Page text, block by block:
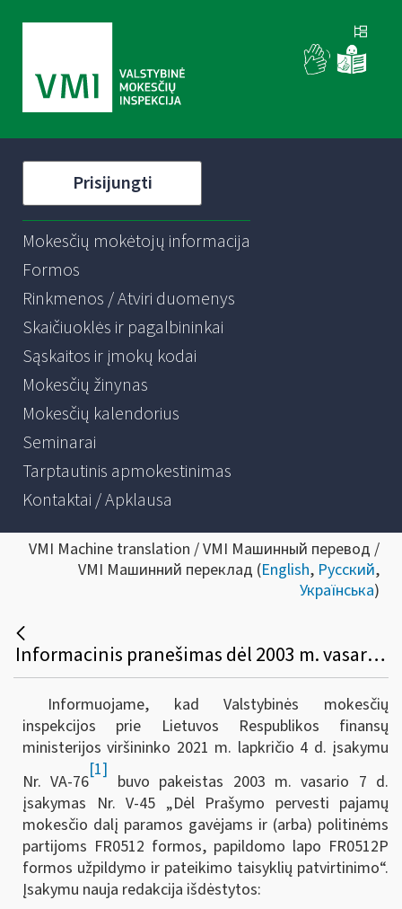
Prisijungti
Mokesčių mokėtojų informacija
Formos
Rinkmenos / Atviri duomenys
Skaičiuoklės ir pagalbininkai
Sąskaitos ir įmokų kodai
Mokesčių žinynas
Mokesčių kalendorius
Seminarai
Tarptautinis apmokestinimas
Kontaktai / Apklausa
VMI Machine translation / VMI Машинный перевод /
VMI Машинний переклад (English, Русский,
Українська)
Informacinis pranešimas dėl 2003 m. vasario 7 d. įsakymo Nr. V-45 „Dėl prašymo pervesti pajamų mokesčio dalį paramos gavėjams ir (arba) politinėms partijoms FR0512 formos, papildomo lapo FR0512P formos užpildymo ir pateikimo taisyklių patvirtinimo“ pakeitimo
Informuojame, kad Valstybinės mokesčių
inspekcijos prie Lietuvos Respublikos finansų
ministerijos viršininko 2021 m. lapkričio 4 d. įsakymu
Nr. VA-76
[1]
buvo pakeistas 2003 m. vasario 7 d.
įsakymas Nr. V-45 „Dėl Prašymo pervesti pajamų
mokesčio dalį paramos gavėjams ir (arba) politinėms
partijoms FR0512 formos, papildomo lapo FR0512P
formos užpildymo ir pateikimo taisyklių patvirtinimo“.
Įsakymu nauja redakcija išdėstytos: